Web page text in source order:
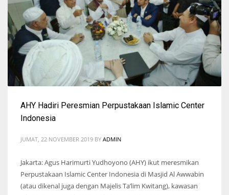
AHY Hadiri Peresmian Perpustakaan Islamic Center
Indonesia
JUMAT, 22 NOVEMBER 2019 BY ADMIN
Jakarta: Agus Harimurti Yudhoyono (AHY) ikut meresmikan
Perpustakaan Islamic Center Indonesia di Masjid Al Awwabin
(atau dikenal juga dengan Majelis Ta’lim Kwitang), kawasan